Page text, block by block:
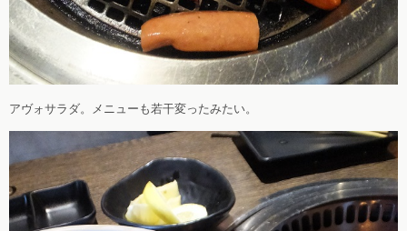
アヴォサラダ。メニューも若干変ったみたい。